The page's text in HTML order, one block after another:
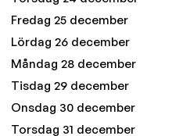
Fredag 25 december
Lördag 26 december
Måndag 28 december
Tisdag 29 december
Onsdag 30 december
Torsdag 31 december